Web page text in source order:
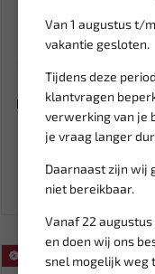
Van 1 augustus t/
vakantie gesloten.
Tijdens deze
klantvragen
verwerking van je
je vraag langer
Daarnaast zijn wij
niet bereikbaar.
Vanaf 22
en doen wij ons
snel mogelijk weg
Niet op voorraad
Distributieketting
gereedschap voor
240,79
Ex. btw: € 199,00